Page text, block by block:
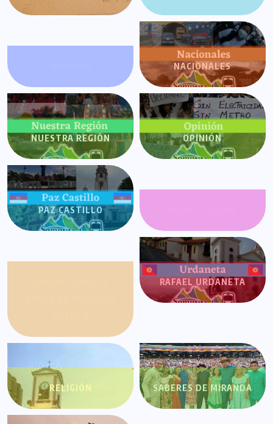
NACIONALES
NUESTRA REGIÓN OPINIÓN
PAZ CASTILLO
RAFAEL URDANETA
RELIGIÓN SABERES DE MIRANDA